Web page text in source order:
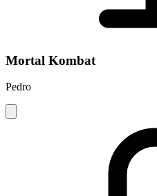
Mortal Kombat
Pedro